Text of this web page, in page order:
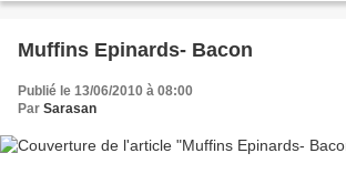
Muffins Epinards- Bacon
Publié le 13/06/2010 à 08:00
Par Sarasan